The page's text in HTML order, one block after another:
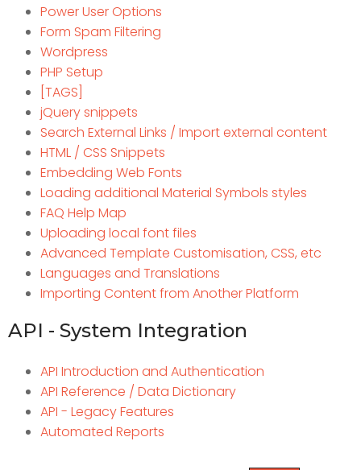
Power User Options
Form Spam Filtering
Wordpress
PHP Setup
[TAGS]
jQuery snippets
Search External Links / Import external content
HTML / CSS Snippets
Embedding Web Fonts
Loading additional Material Symbols styles
FAQ Help Map
Uploading local font files
Advanced Template Customisation, CSS, etc
Languages and Translations
Importing Content from Another Platform
API - System Integration
API Introduction and Authentication
API Reference / Data Dictionary
API - Legacy Features
Automated Reports